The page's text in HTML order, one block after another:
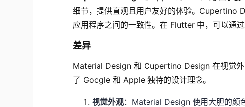
细节，提供直观且用户友好的体验。Cupertino
应用程序之间的一致性。在 Flutter 中，可以通
差异
Material Design 和 Cupertino Design 在视觉
了 Google 和 Apple 独特的设计理念。
视觉外观：Material Design 使用大胆的颜